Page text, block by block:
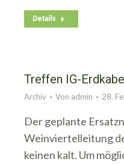
Details
Treffen IG-
Archiv Von admin 28.
Der geplante
Weinviertelleitung
keinen kalt. Um